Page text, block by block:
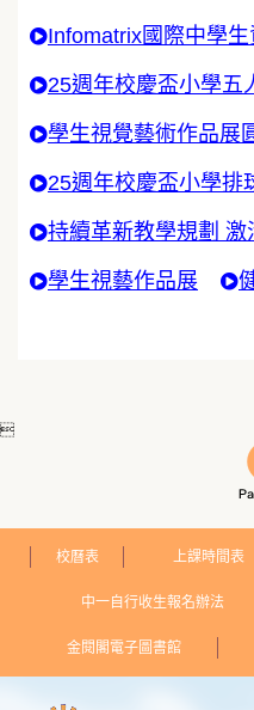
Infomatrix國際中學
25週年校慶盃小學五
學生視覺藝術作品展
25週年校慶盃小學排
持續革新教學規劃 激
學生視藝作品展

校曆表 上課時間表
中一自行收生報名辦法
金閱閣電子圖書館